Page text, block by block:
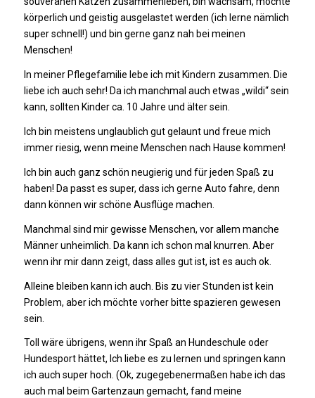
körperlich und geistig ausgelastet werden (ich lerne nämlich
super schnell!) und bin gerne ganz nah bei meinen
Menschen!
In meiner Pflegefamilie lebe ich mit Kindern zusammen. Die
liebe ich auch sehr! Da ich manchmal auch etwas „wildi“ sein
kann, sollten Kinder ca. 10 Jahre und älter sein.
Ich bin meistens unglaublich gut gelaunt und freue mich
immer riesig, wenn meine Menschen nach Hause kommen!
Ich bin auch ganz schön neugierig und für jeden Spaß zu
haben! Da passt es super, dass ich gerne Auto fahre, denn
dann können wir schöne Ausflüge machen.
Manchmal sind mir gewisse Menschen, vor allem manche
Männer unheimlich. Da kann ich schon mal knurren. Aber
wenn ihr mir dann zeigt, dass alles gut ist, ist es auch ok.
Alleine bleiben kann ich auch. Bis zu vier Stunden ist kein
Problem, aber ich möchte vorher bitte spazieren gewesen
sein.
Toll wäre übrigens, wenn ihr Spaß an Hundeschule oder
Hundesport hättet, Ich liebe es zu lernen und springen kann
ich auch super hoch. (Ok, zugegebenermaßen habe ich das
auch mal beim Gartenzaun gemacht, fand meine